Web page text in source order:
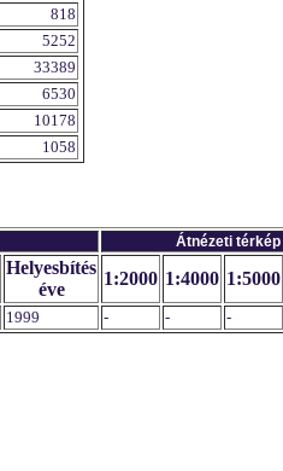
818
5252
33389
6530
10178
1058
Átnézeti térkép
Helyesbítés
éve
1:2000 1:4000 1:5000
1999 - - -